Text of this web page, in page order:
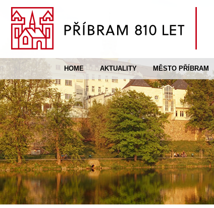
HOME AKTUALITY MĚSTO PŘÍBRAM